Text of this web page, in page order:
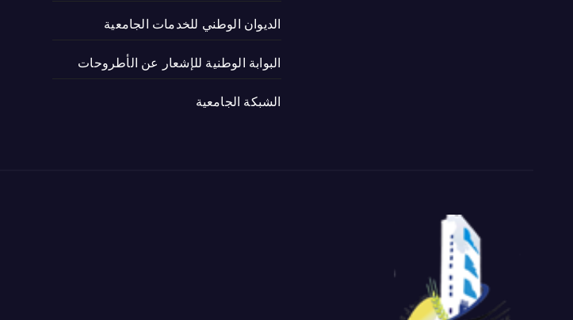
الديوان الوطني للخدمات الجامعية
البوابة الوطنية للإشعار عن الأطروحات
الشبكة الجامعية